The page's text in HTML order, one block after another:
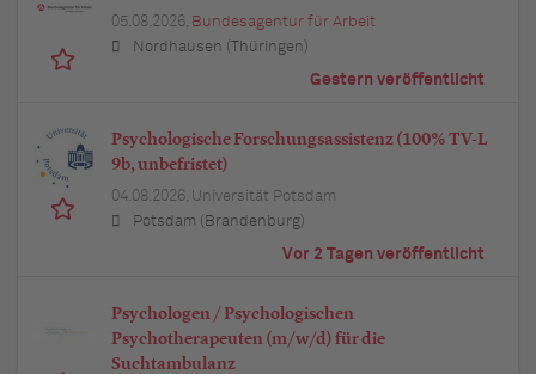
05.08.2026, Bundesagentur für Arbeit
Nordhausen (Thüringen)
Gestern veröffentlicht
Psychologische Forschungsassistenz (100% TV-L
9b, unbefristet)
04.08.2026, Universität Potsdam
Potsdam (Brandenburg)
Vor 2 Tagen veröffentlicht
Psychologen / Psychologischen
Psychotherapeuten (m/w/d) für die
Suchtambulanz